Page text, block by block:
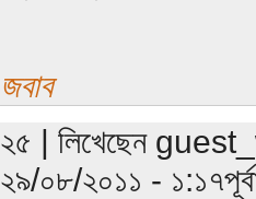
জবাব
২৫ | লিখেছেন
২৯/০৮/২০১১ -